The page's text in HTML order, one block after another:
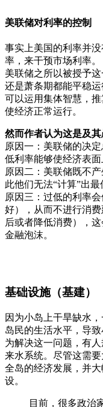
美联储对利率的控制
事实上美国的利率并
率，来干预市场利率。
美联储之所以被授予
还是萧条期都能平稳
可以运用集体智慧，
使经济正常运行。
然而作者认为这是及其
原因一：美联储的决定
低利率能够使经济表面
原因二：美联储既不
此他们无法“计算”出最
原因三：过低的利率
好），从而不进行消
后或者降低消费），
金融泡沫。
基础设施（基建）
因为小岛上干旱缺水
岛民的生活水平，导
为解决这一问题，有
来水系统。尽管这需
全岛的经济发展，并
设。
目前，很多政治